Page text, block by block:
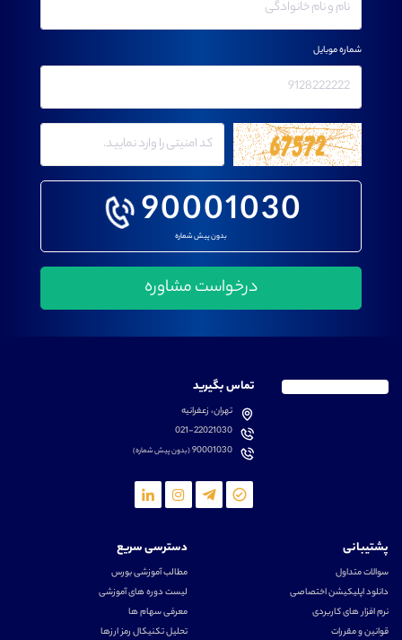
90001030
بدون پیش شماره
شماره موبایل
تماس بگیرید
تهران، زعفرانیه
021-22021030
90001030(بدون پیش شماره)
پشتیبانی
سوالات متداول
دانلود اپلیکیشن اختصاصی
نرم افزار های کاربردی
قوانین و مقررات
دسترسی سریع
مطالب آموزشی بورس
لیست دوره های آموزشی
معرفی سهام ها
تحلیل تکنیکال رمز ارزها